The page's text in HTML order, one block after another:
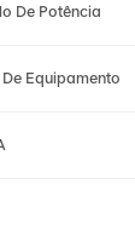
De Potência
Equipamento